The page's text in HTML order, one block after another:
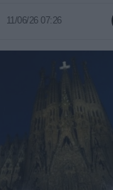
11/06/26 07:26